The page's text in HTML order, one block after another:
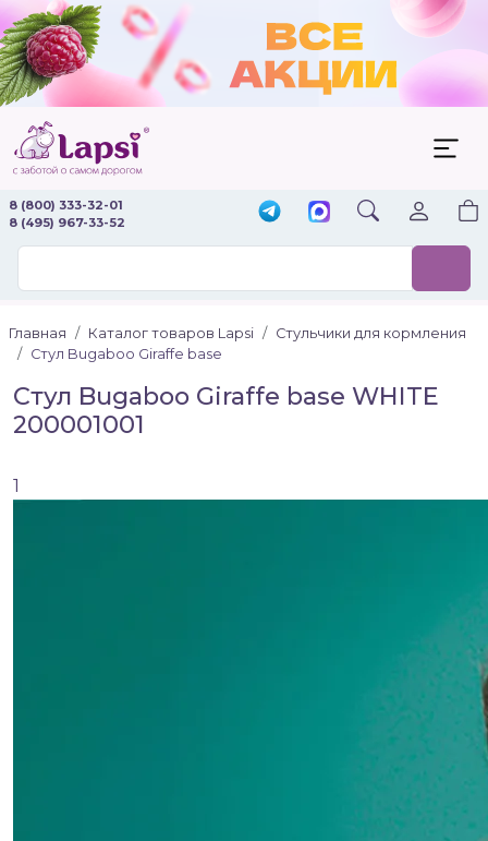
8 (800) 333-32-01
8 (495) 967-33-52
Главная Каталог товаров Lapsi
Стульчики для кормления
Стул Bugaboo Giraffe base
Стул Bugaboo Giraffe base WHITE
200001001
1